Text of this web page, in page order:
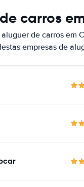
carros
de carros em
empresas de